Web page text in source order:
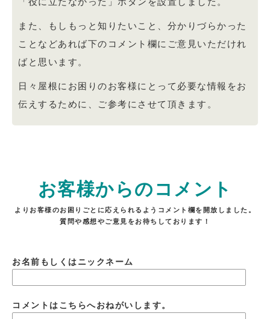
また、もしもっと知りたいこと、分かりづらかった
ことなどあれば下のコメント欄にご意見いただけれ
ばと思います。
日々屋根にお困りのお客様にとって必要な情報をお
伝えするために、ご参考にさせて頂きます。
お客様からのコメント
よりお客様のお困りごとに応えられるようコメント欄を開放しました。
質問や感想やご意見をお待ちしております！
お名前もしくはニックネーム
コメントはこちらへおねがいします。